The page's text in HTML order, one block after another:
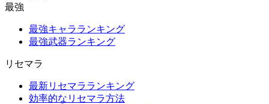
最強
最強キャラランキング
最強武器ランキング
リセマラ
最新リセマラランキング
効率的なリセマラ方法